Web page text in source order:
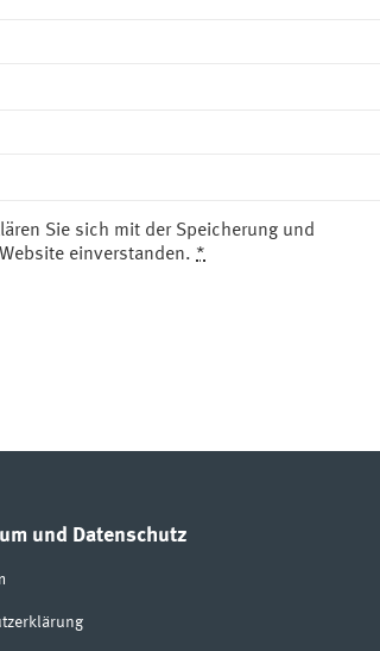
Sie sich mit der Speicherung und
einverstanden. *
und Datenschutz